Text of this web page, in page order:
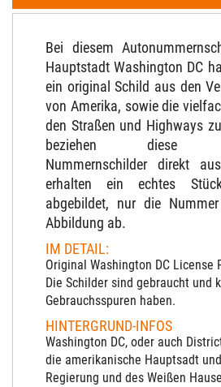
Bei diesem
Hauptstadt Washington DC
ein original Schild aus den
von Amerika, sowie die
den Straßen und Highways
beziehen diese
Nummernschilder direkt
erhalten ein echtes
abgebildet, nur die
Abbildung ab.
IM DETAIL:
Original Washington DC License
Die Schilder sind gebraucht und
Gebrauchsspuren haben.
HINTERGRUND-INFOS
Washington DC, oder auch
die amerikanische Hauptsadt
Regierung und des Weißen